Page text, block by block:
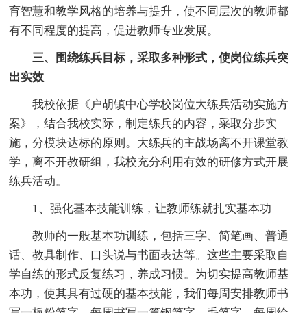
育智慧和教学风格的培养与提升，使不同层次的教师都
有不同程度的提高，促进教师专业发展。
三、围绕练兵目标，采取多种形式，使岗位练兵突
出实效
我校依据《户胡镇中心学校岗位大练兵活动实施方
案》，结合我校实际，制定练兵的内容，采取分步实
施，分模块达标的原则。大练兵的主战场离不开课堂教
学，离不开教研组，我校充分利用有效的研修方式开展
练兵活动。
1、强化基本技能训练，让教师练就扎实基本功
教师的一般基本功训练，包括三字、简笔画、普通
话、教具制作、口头说与书面表达等。这些主要采取自
学自练的形式反复练习，养成习惯。为切实提高教师基
本功，使其具有过硬的基本技能，我们每周安排教师书